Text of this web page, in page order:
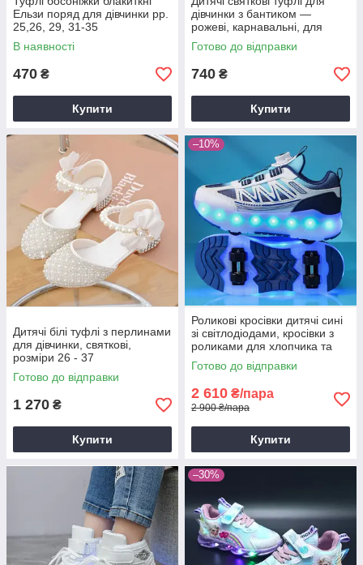
Ельзи поряд для дівчинки рр.
25,26, 29, 31-35
В наявності
470 ₴
Купити
дівчинки з бантиком —
рожеві, карнавальні, для
ранку, фотосесії та свят р.
26-35
Готово до відправки
740 ₴
Купити
Дитячі білі туфлі з перлинами
для дівчинки, святкові,
розміри 26 - 37
Готово до відправки
1 270 ₴
Купити
–10%
Роликові кросівки дитячі сині
зі світлодіодами, кросівки з
роликами для хлопчика та
дівчинки р. 30-40
Готово до відправки
2 610 ₴/пара
2 900 ₴/пара
Купити
–30%